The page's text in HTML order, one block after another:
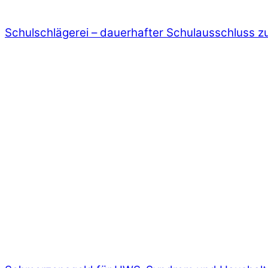
Schulschlägerei – dauerhafter Schulausschluss